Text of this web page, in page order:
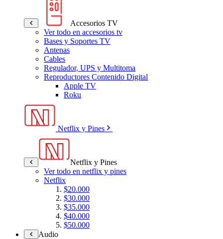
Accesorios TV
Ver todo en accesorios tv
Bases y Soportes TV
Antenas
Cables
Regulador, UPS y Multitoma
Reproductores Contenido Digital
Apple TV
Roku
Netflix y Pines
Netflix y Pines
Ver todo en netflix y pines
Netflix
$20.000
$30.000
$35.000
$40.000
$50.000
Audio